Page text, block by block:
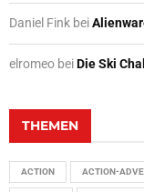
Daniel Fink bei
elromeo beiDie Ski
THEMEN
ACTION ACTION-